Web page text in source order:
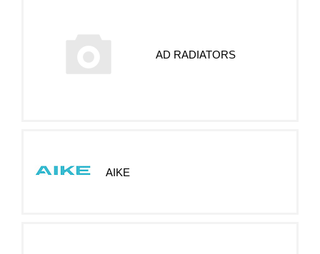
AD RADIATORS
AIKE